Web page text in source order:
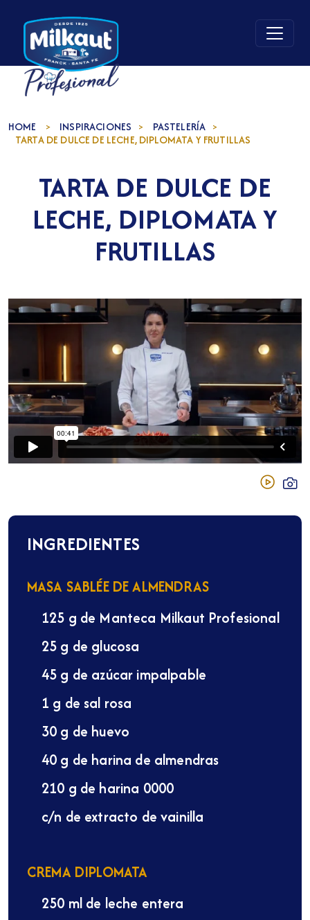
HOME > INSPIRACIONES > PASTELERÍA >
TARTA DE DULCE DE LECHE, DIPLOMATA Y FRUTILLAS
TARTA DE DULCE DE
LECHE, DIPLOMATA Y
FRUTILLAS
INGREDIENTES
MASA SABLÉE DE ALMENDRAS
125 g de Manteca Milkaut Profesional
25 g de glucosa
45 g de azúcar impalpable
1 g de sal rosa
30 g de huevo
40 g de harina de almendras
210 g de harina 0000
c/n de extracto de vainilla
CREMA DIPLOMATA
250 ml de leche entera